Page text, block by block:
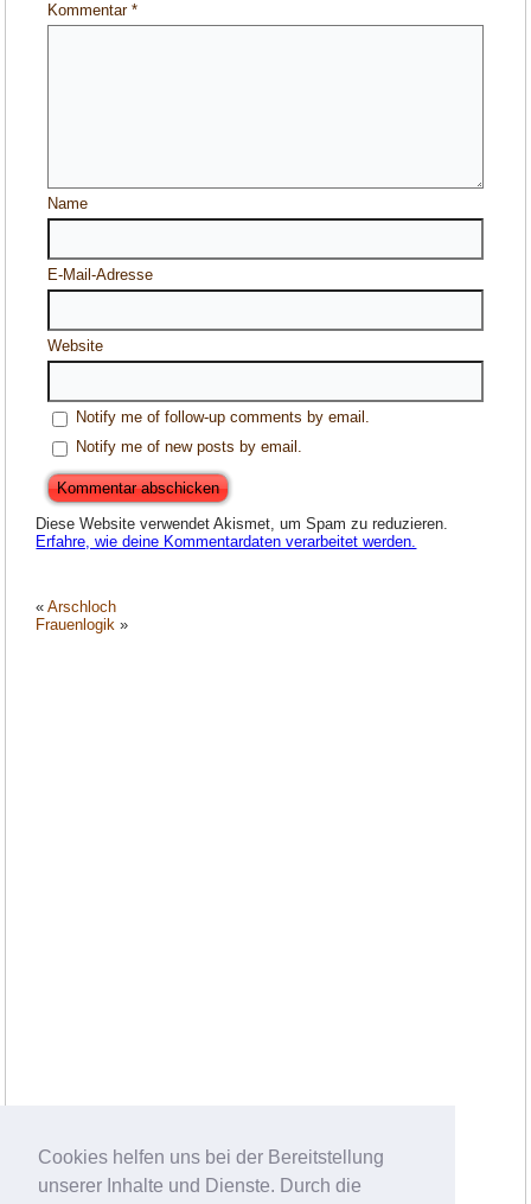
Cookies helfen uns bei der Bereitstellung
unserer Inhalte und Dienste. Durch die
Kommentar*
Name
E-Mail-Adresse
Website
Notify me of follow-up comments by email.
Notify me of new posts by email.
Diese Website verwendet Akismet, um Spam zu reduzieren.
Erfahre, wie deine Kommentardaten verarbeitet werden.
«Arschloch
Frauenlogik »